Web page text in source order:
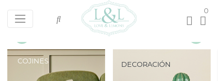
0
COJINES DECORACIÓN